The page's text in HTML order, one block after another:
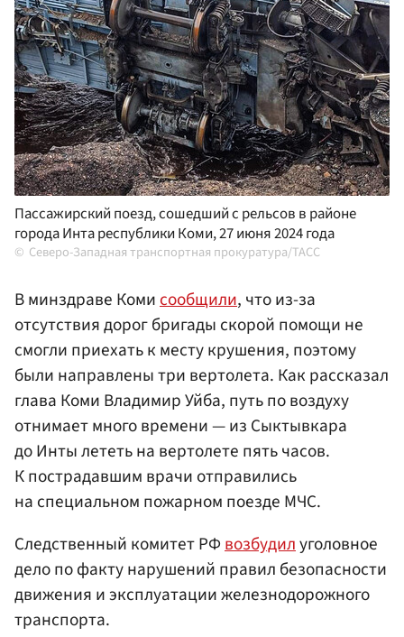
Пассажирский поезд, сошедший с рельсов в районе
города Инта республики Коми, 27 июня 2024 года
Северо-Западная транспортная прокуратура/ТАСС
В минздраве Комисообщили, что из-за
отсутствия дорог бригады скорой помощи не
смогли приехать к месту крушения, поэтому
были направлены три вертолета. Как рассказал
глава Коми Владимир Уйба, путь по воздуху
отнимает много времени — из Сыктывкара
до Инты лететь на вертолете пять часов.
К пострадавшим врачи отправились
на специальном пожарном поезде МЧС.
Следственный комитет РФвозбудилуголовное
дело по факту нарушений правил безопасности
движения и эксплуатации железнодорожного
транспорта.